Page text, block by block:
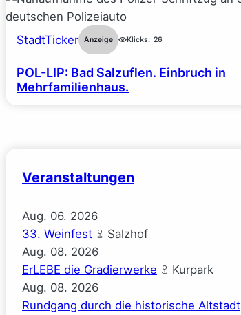
StadtTicker Anzeige Klicks: 26
POL-LIP: Bad Salzuflen. Einbruch in
Mehrfamilienhaus.
Veranstaltungen
Aug. 06. 2026
33. Weinfest
Salzhof
Aug. 08. 2026
ErLEBE die Gradierwerke
Kurpark
Aug. 08. 2026
Rundgang durch die historische Altstadt